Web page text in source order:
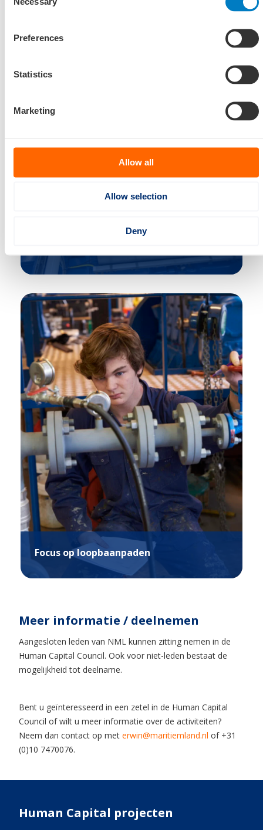
Selection
Preferences
Statistics
Marketing
Allow all
Allow selection
Deny
Focus op loopbaanpaden
Meer informatie / deelnemen
Aangesloten leden van NML kunnen zitting nemen in de
Human Capital Council. Ook voor niet-leden bestaat de
mogelijkheid tot deelname.
Bent u geïnteresseerd in een zetel in de Human Capital
Council of wilt u meer informatie over de activiteiten?
Neem dan contact op met erwin@maritiemland.nl of +31
(0)10 7470076.
Human Capital projecten